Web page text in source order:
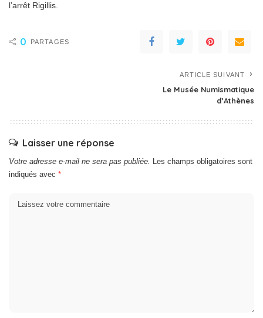
l’arrêt Rigillis.
0 PARTAGES
ARTICLE SUIVANT
Le Musée Numismatique
d’Athènes
Laisser une réponse
Votre adresse e-mail ne sera pas publiée. Les champs obligatoires sont
indiqués avec *